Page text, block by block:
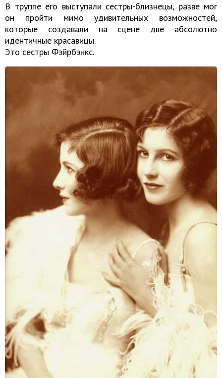
В труппе его выступали сестры-близнецы, разве мог
он пройти мимо удивительных возможностей,
которые создавали на сцене две абсолютно
идентичные красавицы.
Это сестры Фэйрбэнкс.